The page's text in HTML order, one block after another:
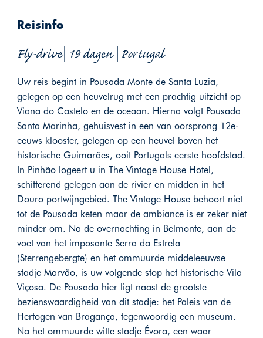
Reisinfo
Fly-drive| 19 dagen | Portugal
Uw reis begint in Pousada Monte de Santa Luzia,
gelegen op een heuvelrug met een prachtig uitzicht op
Viana do Castelo en de oceaan. Hierna volgt Pousada
Santa Marinha, gehuisvest in een van oorsprong 12e-
eeuws klooster, gelegen op een heuvel boven het
historische Guimarães, ooit Portugals eerste hoofdstad.
In Pinhão logeert u in The Vintage House Hotel,
schitterend gelegen aan de rivier en midden in het
Douro portwijngebied. The Vintage House behoort niet
tot de Pousada keten maar de ambiance is er zeker niet
minder om. Na de overnachting in Belmonte, aan de
voet van het imposante Serra da Estrela
(Sterrengebergte) en het ommuurde middeleeuwse
stadje Marvão, is uw volgende stop het historische Vila
Viçosa. De Pousada hier ligt naast de grootste
bezienswaardigheid van dit stadje: het Paleis van de
Hertogen van Bragança, tegenwoordig een museum.
Na het ommuurde witte stadje Évora, een waar